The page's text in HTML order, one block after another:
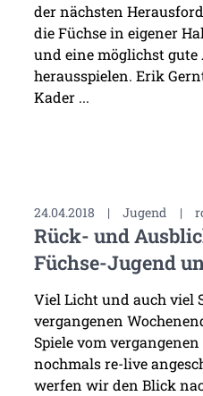
der nächsten
die Füchse in eigener
und eine möglichst gute
herausspielen. Erik
Kader ...
24.04.2018 | Jugend |
Rück- und
Füchse-Jugend
Viel Licht und auch viel
vergangenen
Spiele vom
nochmals re-live
werfen wir den Blick